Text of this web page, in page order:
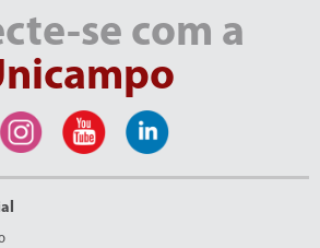
se com a